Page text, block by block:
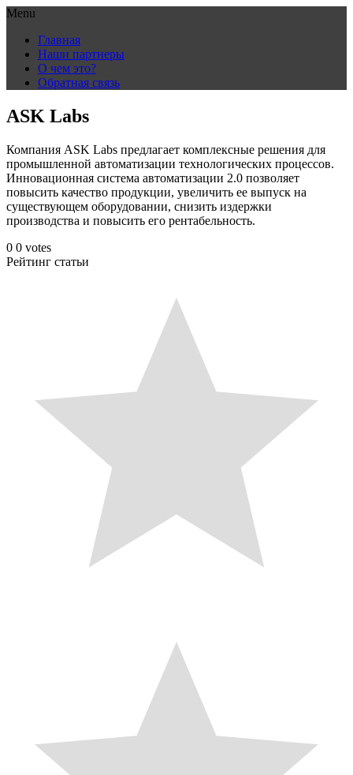
Menu
content
Главная
Наши партнеры
О чем это?
Обратная связь
ASK Labs
Компания ASK Labs предлагает комплексные решения для
промышленной автоматизации технологических процессов.
Инновационная система автоматизации 2.0 позволяет
повысить качество продукции, увеличить ее выпуск на
существующем оборудовании, снизить издержки
производства и повысить его рентабельность.
0 0 votes
Рейтинг статьи